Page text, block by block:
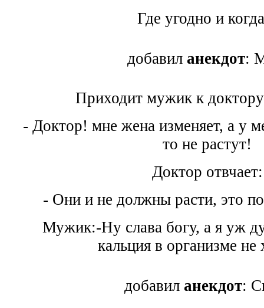
Где угодно и
добавил анекдот:
Приходит мужик к
- Доктор! мне жена изменяет, а у
то не растут!
Доктор отвчает:
- Они и не должны расти, это
Мужик:-Ну слава богу, а я уж
кальция в организме не
добавил анекдот: